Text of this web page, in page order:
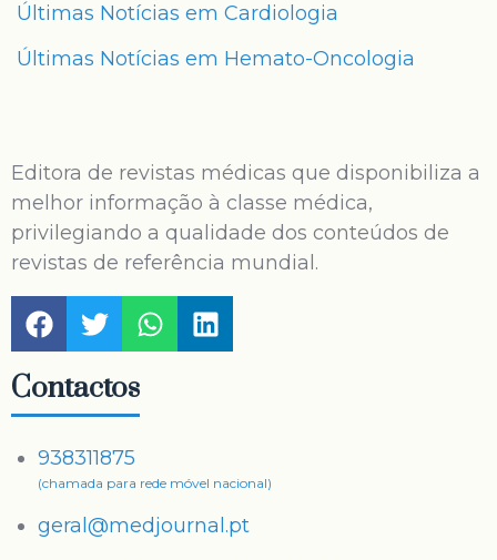
Últimas Notícias em Cardiologia
Últimas Notícias em Hemato-Oncologia
Editora de revistas médicas que disponibiliza a
melhor informação à classe médica,
privilegiando a qualidade dos conteúdos de
revistas de referência mundial.
Contactos
938311875
(chamada para rede móvel nacional)
geral@medjournal.pt